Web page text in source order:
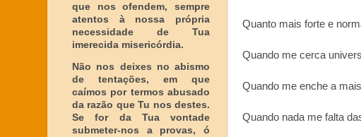
Quanto mais forte e
Quando me cerca
Quando me enche a
Quando nada me falta
que nos ofendem, sempre
atentos à nossa própria
necessidade de Tua
imerecida misericórdia.
Não nos deixes no abismo
de tentações, em que
caímos por termos abusado
da razão que Tu nos destes.
Se for da Tua vontade
submeter-nos a provas, ó